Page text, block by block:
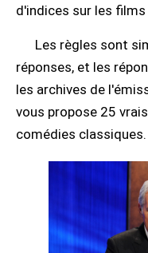
d'indices sur les
Les règles sont
réponses, et les
les archives de
vous propose 25
comédies